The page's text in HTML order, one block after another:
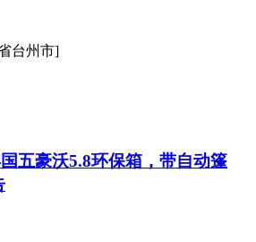
台州市]
五豪沃5.8环保箱，带自动篷